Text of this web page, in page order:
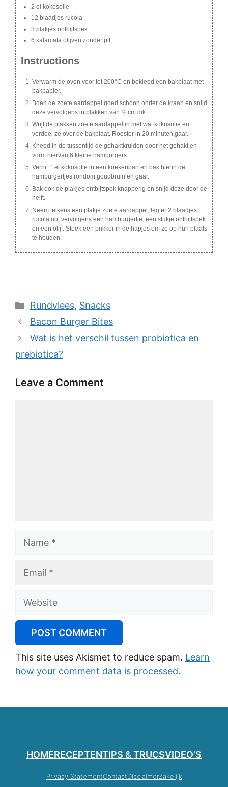
2 el kokosolie
12 blaadjes rucola
3 plakjes ontbijtspek
6 kalamata olijven zonder pit
Instructions
Verwarm de oven voor tot 200°C en bekleed een bakplaat met
bakpapier.
Boen de zoete aardappel goed schoon onder de kraan en snijd
deze vervolgens in plakken van ½ cm dik.
Wrijf de plakken zoete aardappel in met wat kokosolie en
verdeel ze over de bakplaat. Rooster in 20 minuten gaar.
Kneed in de tussentijd de gehaktkruiden door het gehakt en
vorm hiervan 6 kleine hamburgers.
Verhit 1 el kokosolie in een koekenpan en bak hierin de
hamburgertjes rondom goudbruin en gaar.
Bak ook de plakjes ontbijtspek knapperig en snijd deze door de
helft.
Neem telkens een plakje zoete aardappel, leg er 2 blaadjes
rucola op, vervolgens een hamburgertje, een stukje ontbijtspek
en een olijf. Steek een prikker in de hapjes om ze op hun plaats
te houden.
Categories
Rundvlees, Snacks
Bacon Burger Bites
Wat is het verschil tussen probiotica en
prebiotica?
Leave a Comment
Name
Email
Website
This site uses Akismet to reduce spam. Learn
how your comment data is processed.
HOMERECEPTENTIPS & TRUCSVIDEO’S
Privacy StatementContactDisclaimerZakelijk